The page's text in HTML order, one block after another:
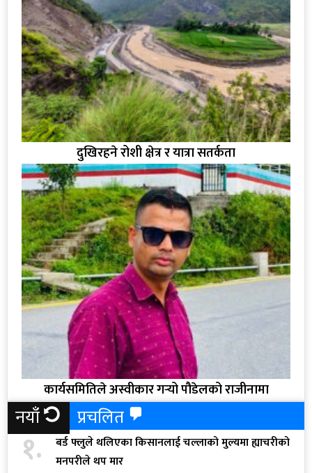
दुखिरहने रोशी क्षेत्र र यात्रा सतर्कता
कार्यसमितिले अस्वीकार गर्‍यो पौडेलको राजीनामा
नयाँ प्रचलित
१.
बर्ड फ्लुले थलिएका किसानलाई चल्लाको मुल्यमा ह्याचरीको
मनपरीले थप मार